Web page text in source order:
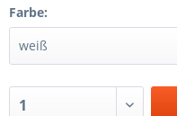
Farbe: